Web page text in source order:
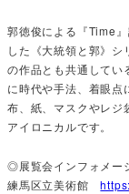
郭徳俊による『Time
した《大統領と郭》
の作品とも共通してい
に時代や手法、着眼点
布、紙、マスクやレジ
アイロニカルです。
◎展覧会インフォメー
練馬区立美術館